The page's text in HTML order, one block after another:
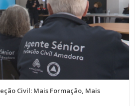
Civil: Mais Formação, Mais